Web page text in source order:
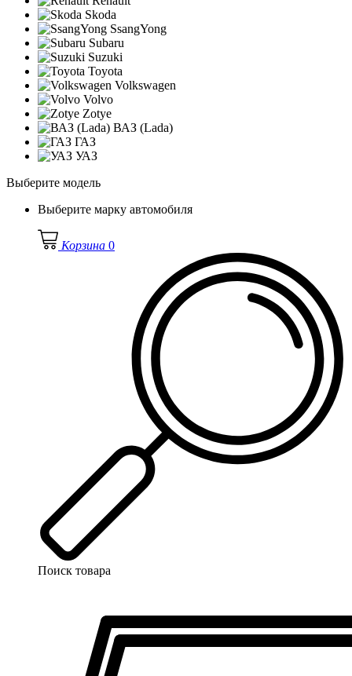
Skoda
SsangYong
Subaru
Suzuki
Toyota
Volkswagen
Volvo
Zotye
ВАЗ (Lada)
ГАЗ
УАЗ
Выберите модель
Выберите марку автомобиля
Корзина 0
Поиск товара